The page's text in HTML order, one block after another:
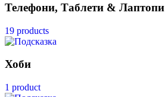
Телефони, Таблети & Лаптопи
19 products
Хоби
1 product